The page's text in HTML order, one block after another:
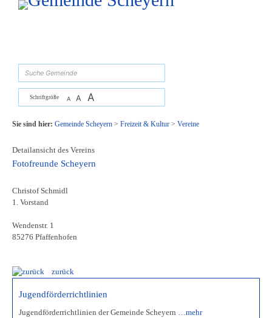
Zum Inhalt, zur Navigationoder zur Startseite springen.
Schriftgröße A A A
Sie sind hier: Gemeinde Scheyern> Freizeit & Kultur> Vereine
Detailansicht des Vereins
Fotofreunde Scheyern
Christof Schmidl
1. Vorstand
Wendenstr. 1
85276 Pfaffenhofen
zurück
Jugendförderrichtlinien
Jugendförderrichtlinien der Gemeinde Scheyern …mehr